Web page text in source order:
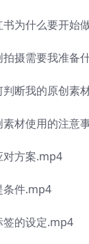
为什么要开始
摄需要我准备
断我的原创素
材使用的注意
对方案.mp4
条件.mp4
签的设定.mp4